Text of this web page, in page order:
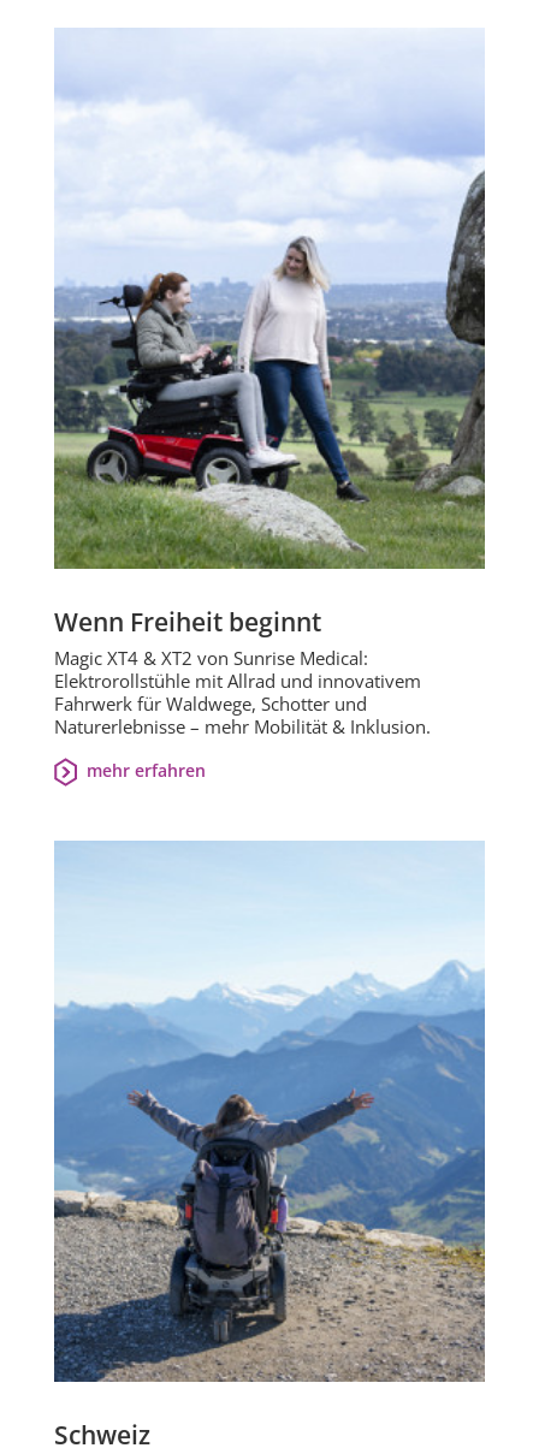
Wenn Freiheit beginnt
Magic XT4 & XT2 von Sunrise Medical:
Elektrorollstühle mit Allrad und innovativem
Fahrwerk für Waldwege, Schotter und
Naturerlebnisse – mehr Mobilität & Inklusion.
mehr erfahren
Schweiz